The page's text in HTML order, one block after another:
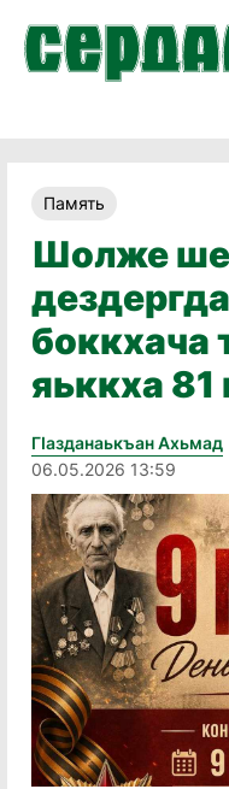
Память
Шолже
боккхача
яьккха
Гӏазданаькъан Ахьмад
06.05.2026 13:59